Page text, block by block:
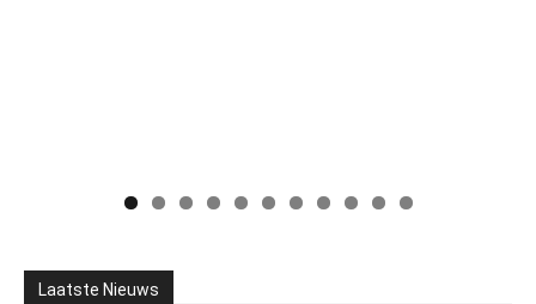
Laatste Nieuws